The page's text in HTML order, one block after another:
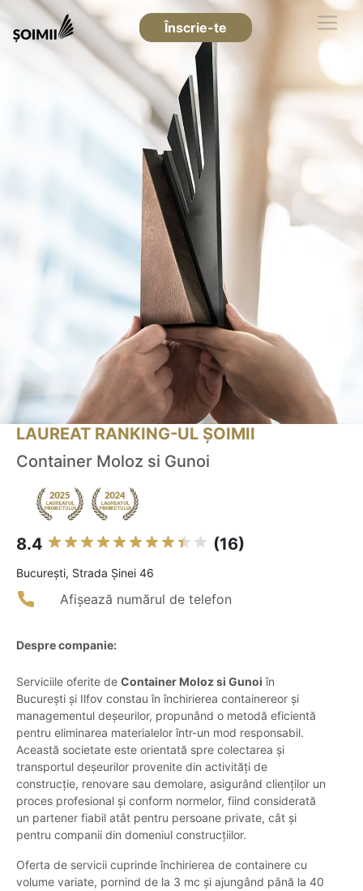
Înscrie-te
LAUREAT RANKING-UL ȘOIMII
Container Moloz si Gunoi
8.4 (16)
Bucureşti, Strada Șinei 46
Afișează numărul de telefon
Despre companie:
Serviciile oferite de Container Moloz si Gunoi în
București și Ilfov constau în închirierea containereor și
managementul deșeurilor, propunând o metodă eficientă
pentru eliminarea materialelor într-un mod responsabil.
Această societate este orientată spre colectarea și
transportul deșeurilor provenite din activități de
construcție, renovare sau demolare, asigurând clienților un
proces profesional și conform normelor, fiind considerată
un partener fiabil atât pentru persoane private, cât și
pentru companii din domeniul construcțiilor.
Oferta de servicii cuprinde închirierea de containere cu
volume variate, pornind de la 3 mc și ajungând până la 40